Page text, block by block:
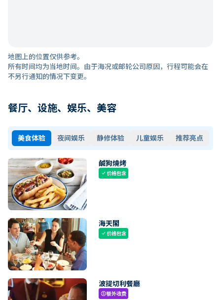
地图上的位置仅供参考。
所有时间均为当地时间。由于海况或邮轮公司原因，行程可能会在
不另行通知的情况下变更。
餐厅、设施、娱乐、美容
美食体验 夜间娱乐 静修体验 儿童娱乐 推荐亮点
鹹狗燒烤
check价格包含
海天閣
check价格包含
波提切利餐廳
paid额外收费